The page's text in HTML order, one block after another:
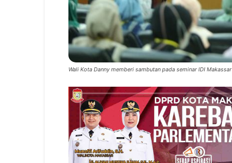
Wali Kota Danny memberi sambutan pada seminar IDI Makassar